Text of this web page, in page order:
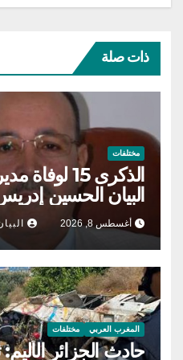
ذات صلة
مختلفات
الذكرى 15
البيان الحسين
شامخا ورحل واقفا
أغسطس 8, 2026
المغرب العربي مختلفات
حادث الجزائر